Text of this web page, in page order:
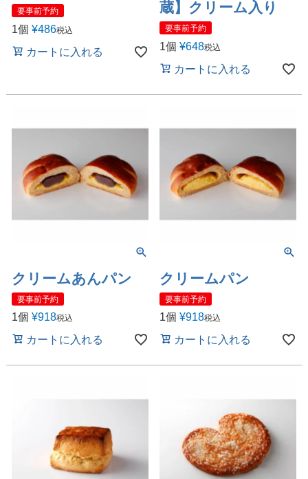
要事前予約
1個 ¥486税込
カートに入れる
蔵】クリーム入り
要事前予約
1個 ¥648税込
カートに入れる
クリームあんパン
要事前予約
1個 ¥918税込
カートに入れる
クリームパン
要事前予約
1個 ¥918税込
カートに入れる